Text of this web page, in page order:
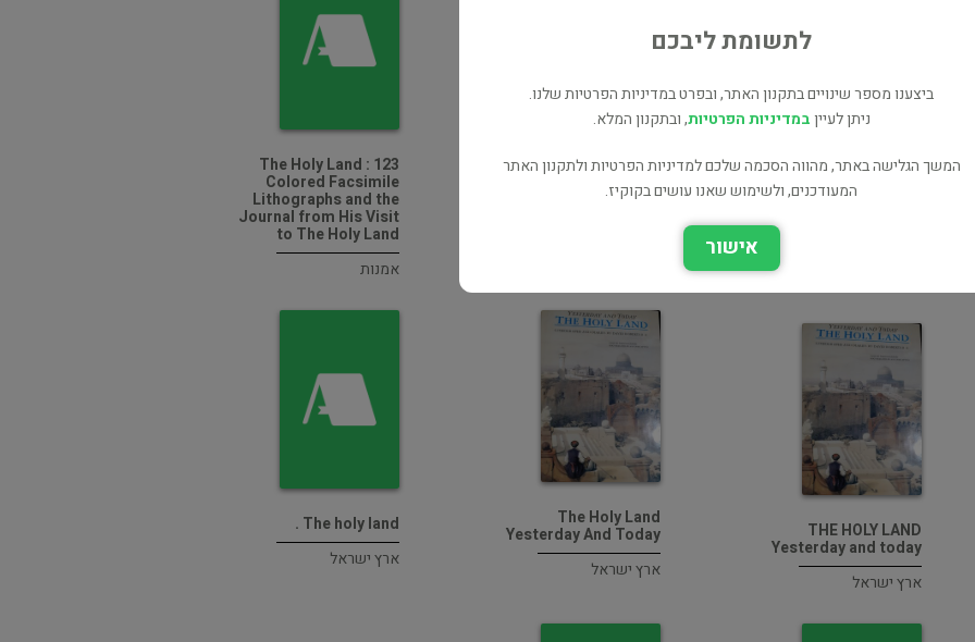
היסטוריה
The Holy Land, part 1 :
Jerusalem
The Holy Land : 123
Colored Facsimile
Lithographs and the
Journal from His Visit
to The Holy Land
אמנות
THE HOLY LAND
Yesterday and today
ארץ ישראל
The Holy Land
Yesterday And Today
ארץ ישראל
The holy land .
ארץ ישראל
לתשומת ליבכם
ביצענו מספר שינויים בתקנון האתר, ובפרט במדיניות הפרטיות שלנו.
ניתן לעייןבמדיניות הפרטיות, ובתקנון המלא.
המשך הגלישה באתר, מהווה הסכמה שלכם למדיניות הפרטיות ולתקנון האתר
המעודכנים, ולשימוש שאנו עושים בקוקיז.
אישור